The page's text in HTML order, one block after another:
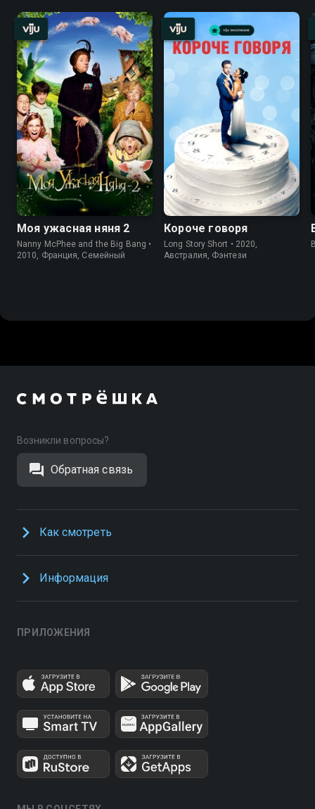
Моя ужасная няня 2
Nanny McPhee and the Big Bang •
2010, Франция, Семейный
Короче говоря
Long Story Short • 2020,
Австралия, Фэнтези
Возникли вопросы?
Обратная связь
Как смотреть
Информация
ПРИЛОЖЕНИЯ